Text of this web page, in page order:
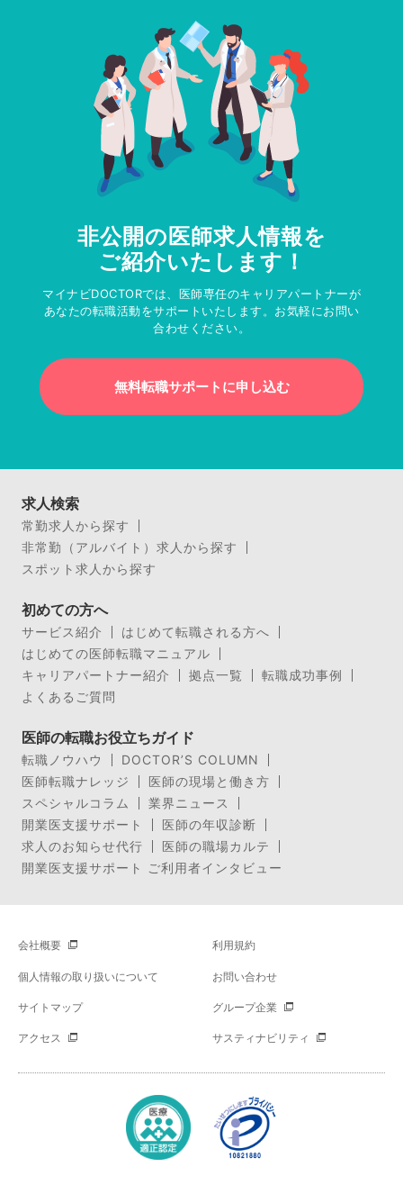
非公開の医師求人情報を
ご紹介いたします！
マイナビDOCTORでは、医師専任のキャリアパートナーが
あなたの転職活動をサポートいたします。お気軽にお問い
合わせください。
無料転職サポートに申し込む
求人検索
常勤求人から探す
非常勤（アルバイト）求人から探す
スポット求人から探す
初めての方へ
サービス紹介
はじめて転職される方へ
はじめての医師転職マニュアル
キャリアパートナー紹介
拠点一覧
転職成功事例
よくあるご質問
医師の転職お役立ちガイド
転職ノウハウ
DOCTOR’S COLUMN
医師転職ナレッジ
医師の現場と働き方
スペシャルコラム
業界ニュース
開業医支援サポート
医師の年収診断
求人のお知らせ代行
医師の職場カルテ
開業医支援サポート ご利用者インタビュー
会社概要 利用規約
個人情報の取り扱いについて お問い合わせ
サイトマップ グループ企業
アクセス サスティナビリティ